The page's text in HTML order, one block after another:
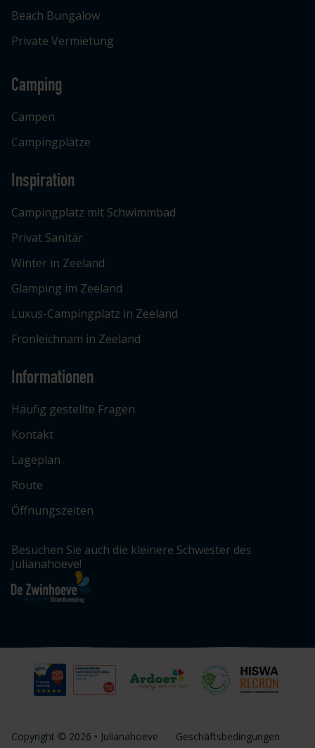
Beach Bungalow
Private Vermietung
Camping
Campen
Campingplätze
Inspiration
Campingplatz mit Schwimmbad
Privat Sanitär
Winter in Zeeland
Glamping im Zeeland
Luxus-Campingplatz in Zeeland
Fronleichnam in Zeeland
Informationen
Häufig gestellte Fragen
Kontakt
Lageplan
Route
Öffnungszeiten
Besuchen Sie auch die kleinere Schwester des
Julianahoeve!
Copyright © 2026 • Julianahoeve
Geschäftsbedingungen